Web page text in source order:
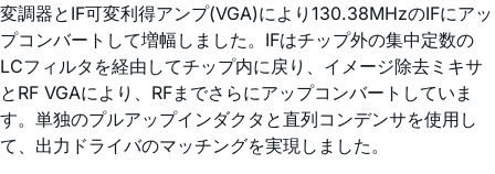
変調器とIF可変利得アンプ(VGA)により130.38MHzのIFにアッ
プコンバートして増幅しました。IFはチップ外の集中定数の
LCフィルタを経由してチップ内に戻り、イメージ除去ミキサ
とRF VGAにより、RFまでさらにアップコンバートしていま
す。単独のプルアップインダクタと直列コンデンサを使用し
て、出力ドライバのマッチングを実現しました。